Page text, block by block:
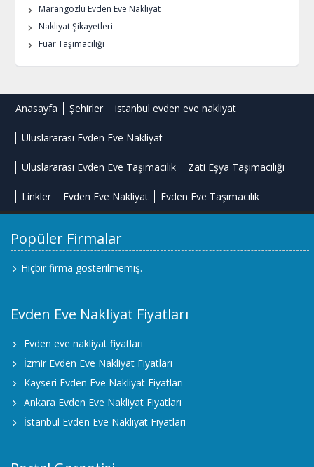
Marangozlu Evden Eve Nakliyat
Nakliyat Şikayetleri
Fuar Taşımacılığı
Anasayfa Şehirler istanbul evden eve nakliyat
Uluslararası Evden Eve Nakliyat
Uluslararası Evden Eve Taşımacılık Zati Eşya Taşımacılığı
Linkler Evden Eve Nakliyat Evden Eve Taşımacılık
Popüler Firmalar
Hiçbir firma gösterilmemiş.
Evden Eve Nakliyat Fiyatları
Evden eve nakliyat fiyatları
İzmir Evden Eve Nakliyat Fiyatları
Kayseri Evden Eve Nakliyat Fiyatları
Ankara Evden Eve Nakliyat Fiyatları
İstanbul Evden Eve Nakliyat Fiyatları